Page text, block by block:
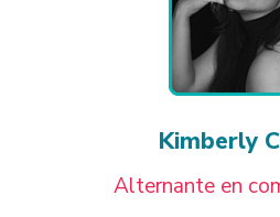
Kimberly
Alternante en